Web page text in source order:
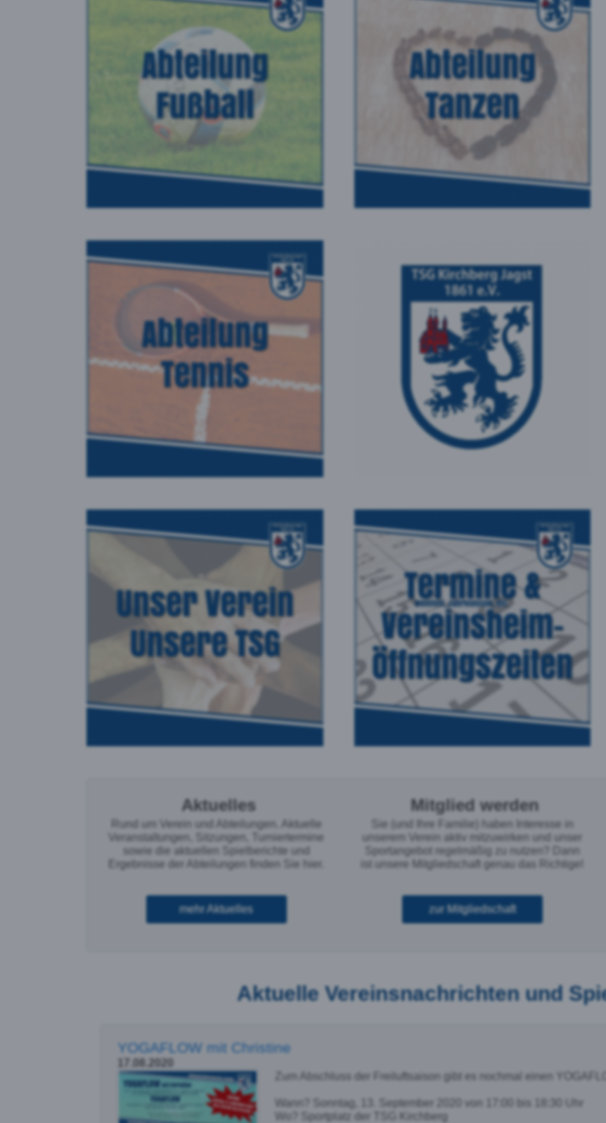
Aktuelles
Rund um Verein und Abteilungen. Aktuelle
Veranstaltungen, Sitzungen, Turniertermine
sowie die aktuellen Spielberichte und
Ergebnisse der Abteilungen finden Sie hier.
mehr Aktuelles
Mitglied werden
Sie (und Ihre Familie) haben Interesse in
unserem Verein aktiv mitzuwirken und unser
Sportangebot regelmäßig zu nutzen? Dann
ist unsere Mitgliedschaft genau das Richtige!
zur Mitgliedschaft
Aktuelle Vereinsnachrichten und
YOGAFLOW mit Christine
Zum Abschluss der Freiluftsaison gibt es nochmal einen
Wann? Sonntag, 13. September 2020 von 17:00 bis 18:30 Uhr
Wo? Sportplatz der TSG Kirchberg